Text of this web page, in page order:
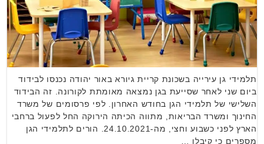
תלמידי גן עירייה בשכונת קריית גיורא באור יהודה נכנסו לבידוד
ביום שני לאחר שסייעת בגן נמצאה מאומתת לקורונה. זה הבידוד
השלישי של תלמידי הגן בחודש האחרון. לפי פרסומים של משרד
החינוך ומשרד הבריאות, מתווה הכיתה הירוקה החל לפעול ברחבי
הארץ לפני כשבוע וחצי, מה-24.10.2021. הורים לתלמידי הגן
מספרים כי קיבלו …